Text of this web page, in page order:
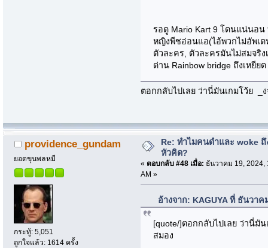
รอดู Mario Kart 9 โดนแน่นอน
หญิงพีชอ่อนแอ(ไอ้พวกไม่อัพเ
ตัวละคร, ตัวละครมันไม่สมจริ
ด่าน Rainbow bridge ถึงเหยีย
ตอกกลับไปเลย ว่านี่มันเกมโว้ย _
providence_gundam
ยอดขุนพลหมี
กระทู้: 5,051
ถูกใจแล้ว: 1614 ครั้ง
Re: ทำไมคนดำและ woke ถึ
หัวคิด?
« ตอบกลับ #48 เมื่อ: ธันวาคม 19, 2024,
AM »
อ้างจาก: KAGUYA ที่ ธันวาค
[quote/]ตอกกลับไปเลย ว่านี่มั
สมอง